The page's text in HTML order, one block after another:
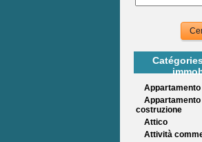
Appartamento
Appartamento
costruzione
Attico
Attività